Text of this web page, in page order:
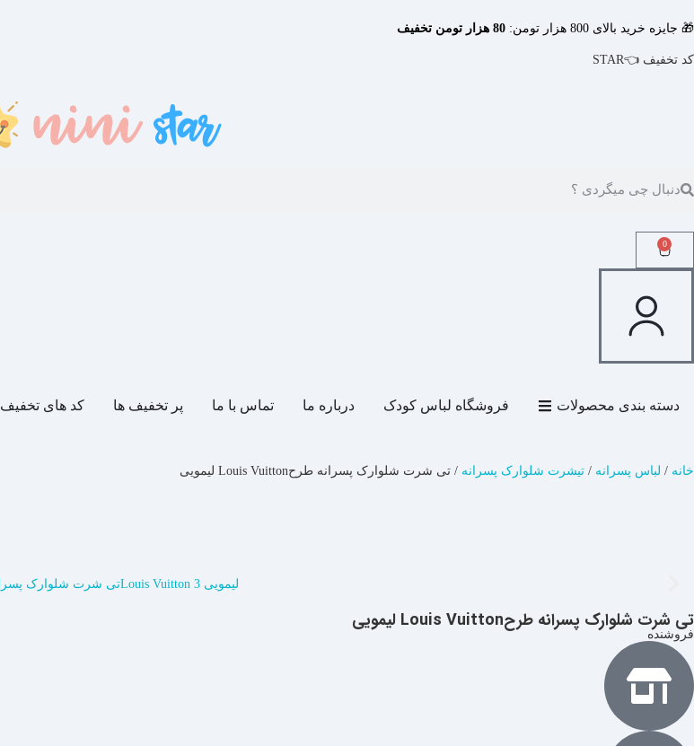
🎁 جایزه خرید بالای 800 هزار تومن: 80 هزار تومن تخفیف
کد تخفیف 👈STAR
0
دسته بندی محصولات فروشگاه لباس کودک درباره ما تماس با ما پر تخفیف ها کد های تخفیف
خانه / لباس پسرانه / تیشرت شلوارک پسرانه / تی شرت شلوارک پسرانه طرحLouis Vuitton لیمویی
تی شرت شلوارک پسرانه طرحLouis Vuitton لیمویی
فروشنده